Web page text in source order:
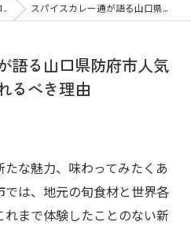
スパイスカレー通が語る山口県防府市人気店の味わい方と訪れるべき理由
語る山口県防府市人気
るべき理由
な魅力、味わってみたくあ
は、地元の旬食材と世界各
まで体験したことのない新